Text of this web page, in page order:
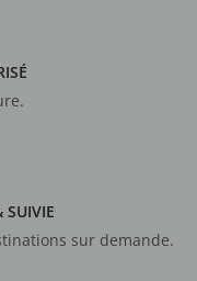
SUIVIE
sur demande.